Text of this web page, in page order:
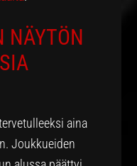
NÄYTÖN
aina
Joukkueiden